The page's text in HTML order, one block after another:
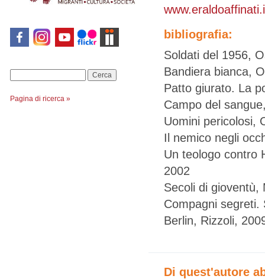
Pagina di ricerca »
bibliografia:
Soldati del 1956,
Bandiera bianca,
Patto giurato. La
Campo del
Uomini pericolosi,
Il nemico negli
Un teologo contro
2002
Secoli di gioventù,
Compagni segreti.
Berlin, Rizzoli,
Di quest'autore